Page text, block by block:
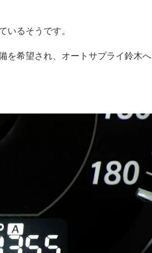
いるそうです。
を希望され、オートサプライ鈴木へ